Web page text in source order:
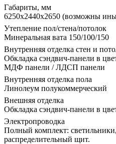
Габариты, мм
6250х2440х2650 (возможны
Утепление пол/стена/потолок
Минеральная вата 150/100/150
Внутренняя отделка стен и
Обкладка сэндвич-панели в
МДФ панели / ЛДСП панели
Внутренняя отделка пола
Линолеум полукоммерческий
Внешняя отделка
Обкладка сэндвич-панели в
Электропроводка
Полный комплект:
распределительный щит.